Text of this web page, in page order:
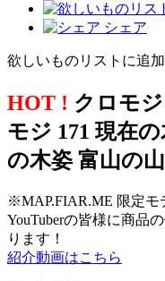
シェア
欲しいものリストに追
HOT ! クロモ
モジ 171 現在
の木姿 富山の
※MAP.FIAR.ME 限定モ
YouTuberの皆様に商品
ります！
紹介動画はこちら